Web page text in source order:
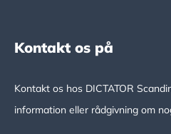
Kontakt os på
Kontakt os hos DICTATOR
information eller rådgivning om